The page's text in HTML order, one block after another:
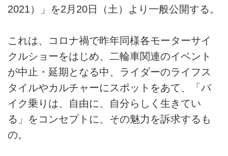
2021）」を2月20日（土）より一般公開する。
これは、コロナ禍で昨年同様各モーターサイ
クルショーをはじめ、二輪車関連のイベント
が中止・延期となる中、ライダーのライフス
タイルやカルチャーにスポットをあて、「バ
イク乗りは、自由に、自分らしく生きてい
る」をコンセプトに、その魅力を訴求するも
の。